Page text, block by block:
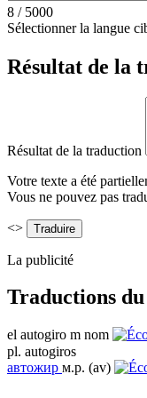
8 / 5000
Sélectionner la langue
Résultat de la
Résultat de la traduction
Votre texte a été
Vous ne pouvez pas
<>
La publicité
Traductions
el autogiro m nom
pl. autogiros
автожир м.р. (av)